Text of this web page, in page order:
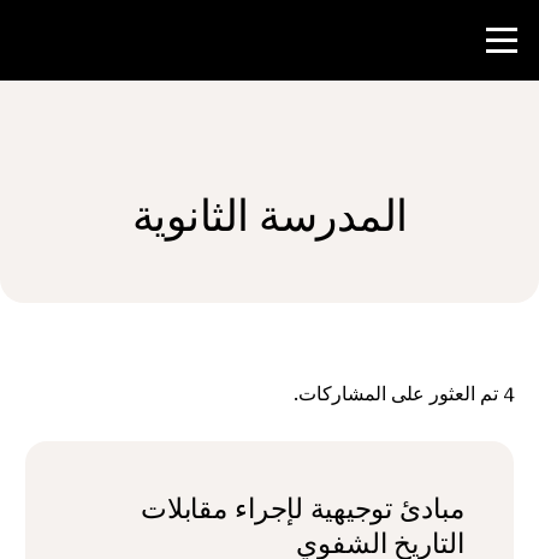
موارد المعلم
المدرسة الثانوية
4 تم العثور على المشاركات.
مبادئ توجيهية لإجراء مقابلات
التاريخ الشفوي